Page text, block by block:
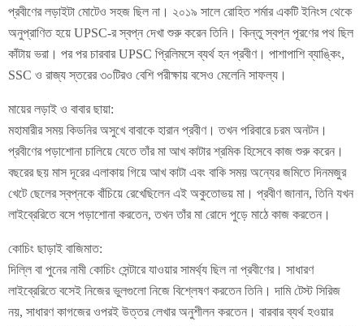
প্রবীণের লড়াইটা মোটেও সহজ ছিল না। ২০১৯ সালে রোহিত শর্মার একটি ইনিংস থেকে
অনুপ্রাণিত হয়ে UPSC-র স্বপ্ন দেখা শুরু করেন তিনি। কিন্তু স্বপ্ন পূরণের পথ ছিল
কাঁটায় ভরা। পর পর চারবার UPSC প্রিলিমসে ব্যর্থ হন প্রবীণ। পাশাপাশি ব্যাঙ্কিং,
SSC ও রাজ্য স্তরের ৩০টিরও বেশি পরীক্ষায় বসেও মেলেনি সাফল্য।
মায়ের লড়াই ও বাবার ছায়া:
মহামারীর সময় কিডনির অসুখে বাবাকে হারান প্রবীণ। তখন পরিবারে চরম অনটন।
প্রবীণের পড়াশোনা চালিয়ে যেতে তাঁর মা আখ কাটার শ্রমিক হিসেবে কাজ শুরু করেন।
বছরের ছয় মাস দূরের এলাকায় গিয়ে আখ কাটা এবং বাকি সময় অন্যের জমিতে দিনমজুর
খেটে ছেলের স্বপ্নকে বাঁচিয়ে রেখেছিলেন এই অকুতোভয় মা। প্রবীণ জানান, তিনি যখন
লাইব্রেরিতে বসে পড়াশোনা করতেন, তখন তাঁর মা রোদে পুড়ে মাঠে কাজ করতেন।
কোচিং ছাড়াই বাজিমাত:
দিল্লি বা পুনের নামী কোচিং সেন্টারে যাওয়ার সামর্থ্য ছিল না প্রবীণের। সাধারণ
লাইব্রেরিতে বসেই নিজের ভুলগুলো নিজে বিশ্লেষণ করতেন তিনি। দামি টেস্ট সিরিজ
নয়, সাধারণ কাগজের ওপরই উত্তর লেখার অনুশীলন করতেন। বারবার ব্যর্থ হওয়ার